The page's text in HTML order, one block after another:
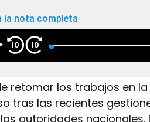
la nota completa
10 10
retomar los trabajos en la
tras las recientes
autoridades nacionales.